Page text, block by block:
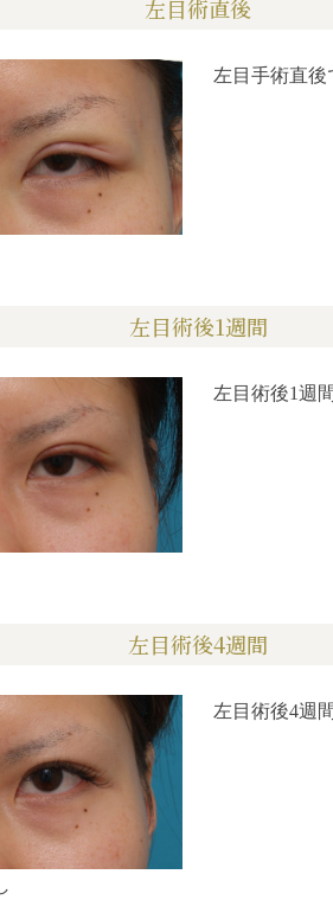
左目術直後
左目手術直後
左目術後1週間
左目術後1週
左目術後4週間
左目術後4週